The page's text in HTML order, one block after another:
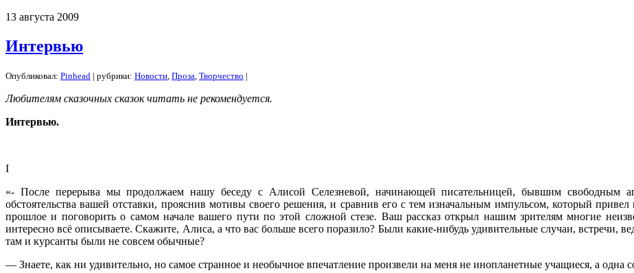
13 августа 2009
Интервью
Опубликовал: Pinhead | рубрики: Новости Проза Творчество |
Любителям сказочных сказок читать не рекомендуется.
Интервью.
I
«- После перерыва мы продолжаем нашу беседу с Алисой Селезневой, начинающей писательницей, бывшим свободным
обстоятельства вашей отставки, прояснив мотивы своего решения, и сравнив его с тем изначальным импульсом, который
прошлое и поговорить о самом начале вашего пути по этой сложной стезе. Ваш рассказ открыл нашим зрителям многие
интересно всё описываете. Скажите, Алиса, а что вас больше всего поразило? Были какие-нибудь удивительные случаи, встречи,
там и курсанты были не совсем обычные?
— Знаете, как ни удивительно, но самое странное и необычное впечатление произвели на меня не инопланетные учащиеся, а одна